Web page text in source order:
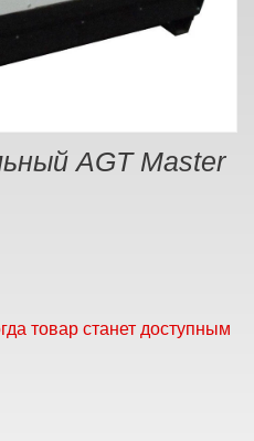
AGT Master
товар станет доступным